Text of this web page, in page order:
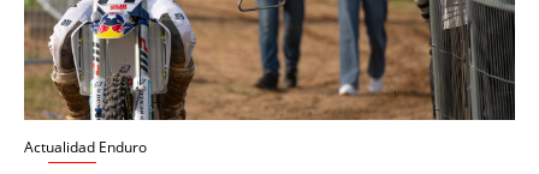
Actualidad Enduro